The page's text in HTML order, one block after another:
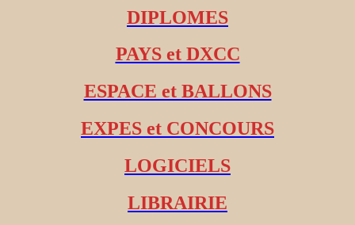
DIPLOMES
PAYS et DXCC
ESPACE et BALLONS
EXPES et CONCOURS
LOGICIELS
LIBRAIRIE